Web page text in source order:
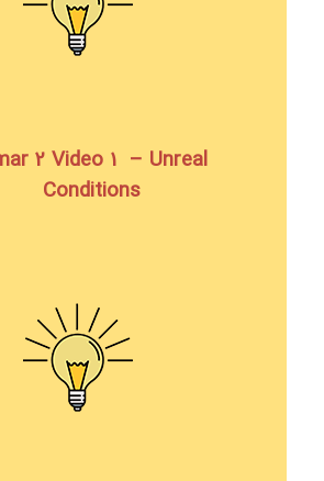
2 Video 1 – Unreal
Conditions